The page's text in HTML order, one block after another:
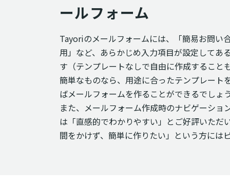
ールフォーム
Tayoriのメールフォームには、「簡易お問い
用」など、あらかじめ入力項目が設定してあ
す（テンプレートなしで自由に作成すること
簡単なものなら、用途に合ったテンプレート
ばメールフォームを作ることができるでしょ
また、メールフォーム作成時のナビゲーショ
は「直感的でわかりやすい」とご好評いただ
間をかけず、簡単に作りたい」という方には